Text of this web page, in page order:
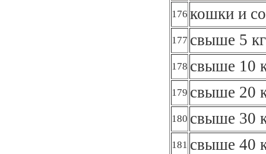
176 кошки и
177 свыше 5
178 свыше 10
179 свыше 20
180 свыше 30
181 свыше 40